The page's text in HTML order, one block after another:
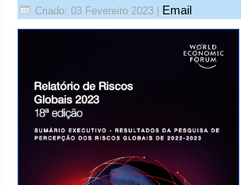
Criado: 03 Fevereiro 2023 Email